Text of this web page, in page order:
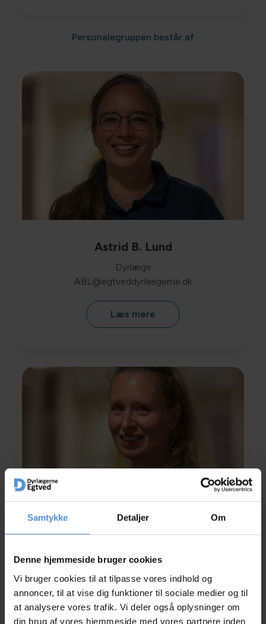
Samtykke Detaljer Om
Denne hjemmeside bruger cookies
Vi bruger cookies til at tilpasse vores indhold og
annoncer, til at vise dig funktioner til sociale medier og til
at analysere vores trafik. Vi deler også oplysninger om
din brug af vores hjemmeside med vores partnere inden
Personalegruppen består af
Astrid B. Lund
Dyrlæge
ABL@egtveddyrlaegerne.dk
Læs mere
Dyrlæge
RK@egtveddyrlaegerne.dk
Læs mere